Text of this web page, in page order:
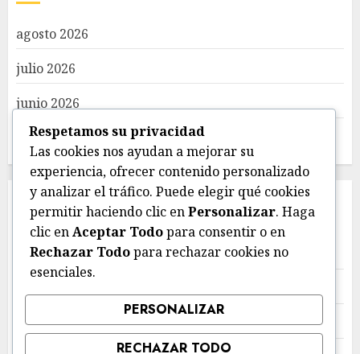
agosto 2026
julio 2026
junio 2026
mayo 2026
CATEGORIES
Deportes
Local
Respetamos su privacidad
Las cookies nos ayudan a mejorar su
experiencia, ofrecer contenido personalizado
y analizar el tráfico. Puede elegir qué cookies
permitir haciendo clic enPersonalizar. Haga
clic enAceptar Todopara consentir o en
Rechazar Todopara rechazar cookies no
esenciales.
PERSONALIZAR
RECHAZAR TODO